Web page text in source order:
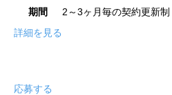
期間
2～3ヶ月毎の契約更新制
詳細を見る
応募する